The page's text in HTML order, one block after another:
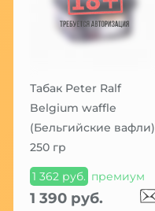
Табак Peter Ralf
Belgium waffle
(Бельгийские вафли)
250 гр
1 362 руб. премиум
1 390 руб.